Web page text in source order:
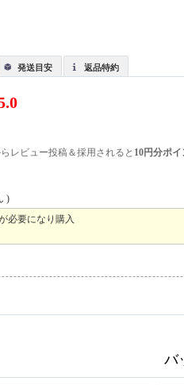
発送目安 返品特約
レビュー投稿＆採用されると 10円分ポ
)
必要になり購入
バ